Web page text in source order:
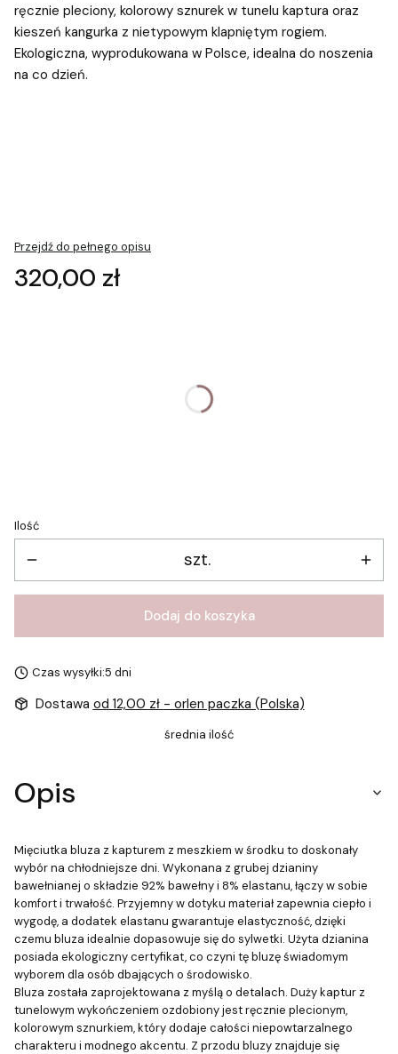
ręcznie pleciony, kolorowy sznurek w tunelu kaptura oraz
kieszeń kangurka z nietypowym klapniętym rogiem.
Ekologiczna, wyprodukowana w Polsce, idealna do noszenia
na co dzień.
Przejdź do pełnego opisu
Cena
320,00 zł
Ilość
szt.
Dodaj do koszyka
Czas wysyłki:5 dni
Dostawa od 12,00 zł - orlen paczka (Polska)
średnia ilość
Opis
Mięciutka bluza z kapturem z meszkiem w środku to doskonały
wybór na chłodniejsze dni. Wykonana z grubej dzianiny
bawełnianej o składzie 92% bawełny i 8% elastanu, łączy w sobie
komfort i trwałość. Przyjemny w dotyku materiał zapewnia ciepło i
wygodę, a dodatek elastanu gwarantuje elastyczność, dzięki
czemu bluza idealnie dopasowuje się do sylwetki. Użyta dzianina
posiada ekologiczny certyfikat, co czyni tę bluzę świadomym
wyborem dla osób dbających o środowisko.
Bluza została zaprojektowana z myślą o detalach. Duży kaptur z
tunelowym wykończeniem ozdobiony jest ręcznie plecionym,
kolorowym sznurkiem, który dodaje całości niepowtarzalnego
charakteru i modnego akcentu. Z przodu bluzy znajduje się